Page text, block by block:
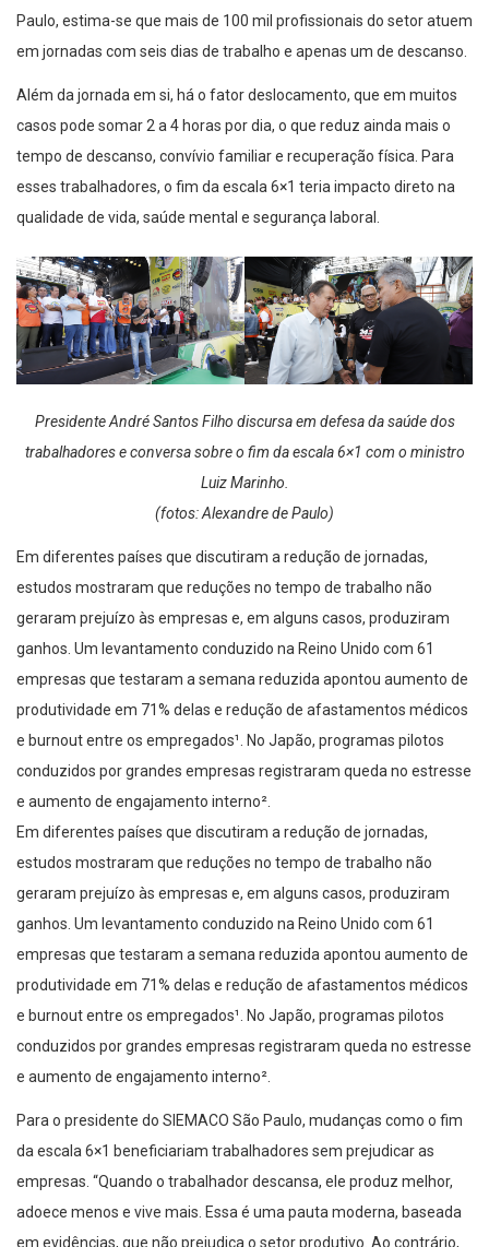
Paulo, estima-se que mais de 100 mil profissionais do setor atuem
em jornadas com seis dias de trabalho e apenas um de descanso.
Além da jornada em si, há o fator deslocamento, que em muitos
casos pode somar 2 a 4 horas por dia, o que reduz ainda mais o
tempo de descanso, convívio familiar e recuperação física. Para
esses trabalhadores, o fim da escala 6×1 teria impacto direto na
qualidade de vida, saúde mental e segurança laboral.
Presidente André Santos Filho discursa em defesa da saúde dos
trabalhadores e conversa sobre o fim da escala 6×1 com o ministro
Luiz Marinho.
(fotos: Alexandre de Paulo)
Em diferentes países que discutiram a redução de jornadas,
estudos mostraram que reduções no tempo de trabalho não
geraram prejuízo às empresas e, em alguns casos, produziram
ganhos. Um levantamento conduzido na Reino Unido com 61
empresas que testaram a semana reduzida apontou aumento de
produtividade em 71% delas e redução de afastamentos médicos
e burnout entre os empregados¹. No Japão, programas pilotos
conduzidos por grandes empresas registraram queda no estresse
e aumento de engajamento interno².
Em diferentes países que discutiram a redução de jornadas,
estudos mostraram que reduções no tempo de trabalho não
geraram prejuízo às empresas e, em alguns casos, produziram
ganhos. Um levantamento conduzido na Reino Unido com 61
empresas que testaram a semana reduzida apontou aumento de
produtividade em 71% delas e redução de afastamentos médicos
e burnout entre os empregados¹. No Japão, programas pilotos
conduzidos por grandes empresas registraram queda no estresse
e aumento de engajamento interno².
Para o presidente do SIEMACO São Paulo, mudanças como o fim
da escala 6×1 beneficiariam trabalhadores sem prejudicar as
empresas. “Quando o trabalhador descansa, ele produz melhor,
adoece menos e vive mais. Essa é uma pauta moderna, baseada
em evidências, que não prejudica o setor produtivo. Ao contrário,